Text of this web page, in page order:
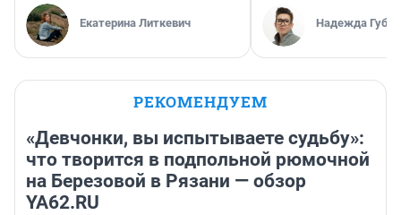
Екатерина Литкевич Надежда
РЕКОМЕНДУЕМ
«Девчонки, вы испытываете судьбу»:
что творится в подпольной рюмочной
на Березовой в Рязани — обзор
YA62.RU